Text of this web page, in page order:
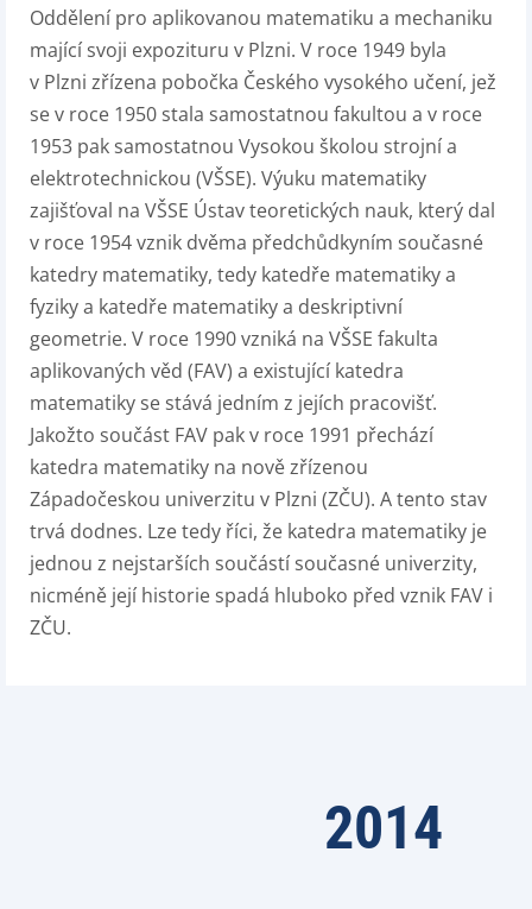
Oddělení pro aplikovanou matematiku a mechaniku
mající svoji expozituru v Plzni. V roce 1949 byla
v Plzni zřízena pobočka Českého vysokého učení, jež
se v roce 1950 stala samostatnou fakultou a v roce
1953 pak samostatnou Vysokou školou strojní a
elektrotechnickou (VŠSE). Výuku matematiky
zajišťoval na VŠSE Ústav teoretických nauk, který dal
v roce 1954 vznik dvěma předchůdkyním současné
katedry matematiky, tedy katedře matematiky a
fyziky a katedře matematiky a deskriptivní
geometrie. V roce 1990 vzniká na VŠSE fakulta
aplikovaných věd (FAV) a existující katedra
matematiky se stává jedním z jejích pracovišť.
Jakožto součást FAV pak v roce 1991 přechází
katedra matematiky na nově zřízenou
Západočeskou univerzitu v Plzni (ZČU). A tento stav
trvá dodnes. Lze tedy říci, že katedra matematiky je
jednou z nejstarších součástí současné univerzity,
nicméně její historie spadá hluboko před vznik FAV i
ZČU.
2014